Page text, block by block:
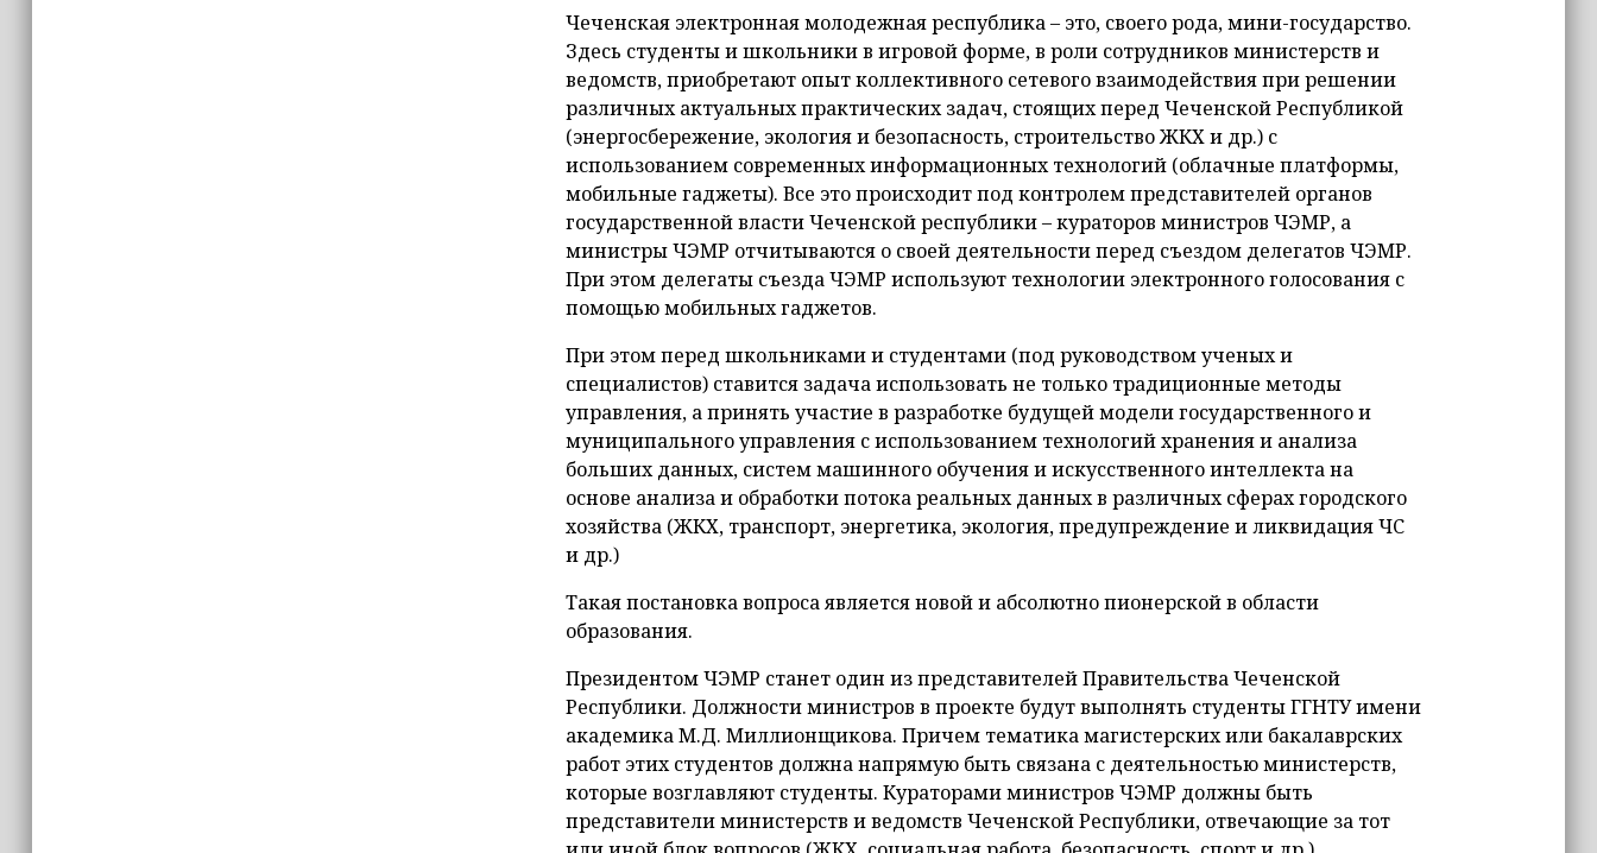
Чеченская электронная молодежная республика – это, своего рода, мини-государство.
Здесь студенты и школьники в игровой форме, в роли сотрудников министерств и
ведомств, приобретают опыт коллективного сетевого взаимодействия при решении
различных актуальных практических задач, стоящих перед Чеченской Республикой
(энергосбережение, экология и безопасность, строительство ЖКХ и др.) с
использованием современных информационных технологий (облачные платформы,
мобильные гаджеты). Все это происходит под контролем представителей органов
государственной власти Чеченской республики – кураторов министров ЧЭМР, а
министры ЧЭМР отчитываются о своей деятельности перед съездом делегатов ЧЭМР.
При этом делегаты съезда ЧЭМР используют технологии электронного голосования с
помощью мобильных гаджетов.
При этом перед школьниками и студентами (под руководством ученых и
специалистов) ставится задача использовать не только традиционные методы
управления, а принять участие в разработке будущей модели государственного и
муниципального управления с использованием технологий хранения и анализа
больших данных, систем машинного обучения и искусственного интеллекта на
основе анализа и обработки потока реальных данных в различных сферах городского
хозяйства (ЖКХ, транспорт, энергетика, экология, предупреждение и ликвидация ЧС
и др.)
Такая постановка вопроса является новой и абсолютно пионерской в области
образования.
Президентом ЧЭМР станет один из представителей Правительства Чеченской
Республики. Должности министров в проекте будут выполнять студенты ГГНТУ имени
академика М.Д. Миллионщикова. Причем тематика магистерских или бакалаврских
работ этих студентов должна напрямую быть связана с деятельностью министерств,
которые возглавляют студенты. Кураторами министров ЧЭМР должны быть
представители министерств и ведомств Чеченской Республики, отвечающие за тот